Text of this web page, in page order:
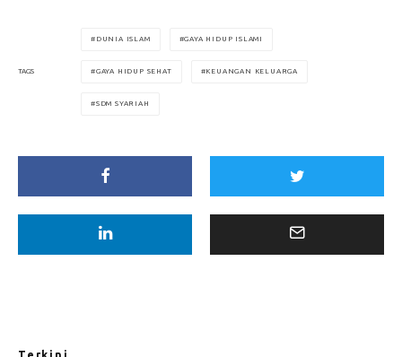
TAGS
DUNIA ISLAM GAYA HIDUP ISLAMI
GAYA HIDUP SEHAT KEUANGAN KELUARGA
SDM SYARIAH